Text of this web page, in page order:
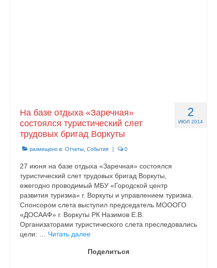
2
ИЮЛ 2014
На базе отдыха «Заречная»
состоялся туристический слет
трудовых бригад Воркуты
размещено в: Отчеты События | 0
27 июня на базе отдыха «Заречная» состоялся
туристический слет трудовых бригад Воркуты,
ежегодно проводимый МБУ «Городской центр
развития туризма» г. Воркуты и управлением туризма.
Спонсором слета выступил председатель МОООГО
«ДОСААФ» г. Воркуты РК Назимов Е.В.
Организаторами туристического слета преследовались
цели: … Читать далее
Поделиться